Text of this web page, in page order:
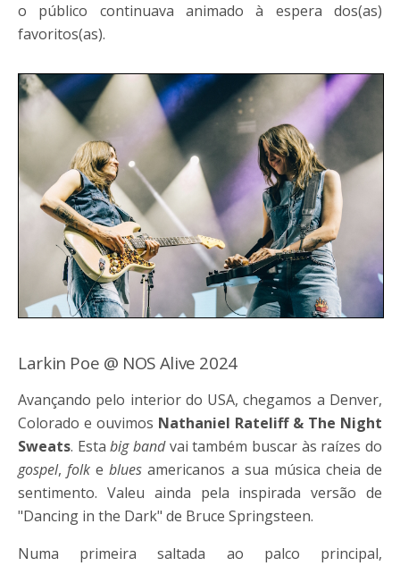
o público continuava animado à espera dos(as)
favoritos(as).
Larkin Poe @ NOS Alive 2024
Avançando pelo interior do USA, chegamos a Denver,
Colorado e ouvimos Nathaniel Rateliff & The Night
Sweats. Estabig bandvai também buscar às raízes do
gospel,folk ebluesamericanos a sua música cheia de
sentimento. Valeu ainda pela inspirada versão de
"Dancing in the Dark" de Bruce Springsteen.
Numa primeira saltada ao palco principal,